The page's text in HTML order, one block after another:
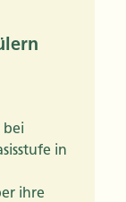
bei
in
ihre